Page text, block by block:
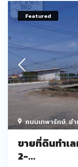
ถนนเทพารักษ์, อ
Featured
ขายที่ดินทำเ
2-...